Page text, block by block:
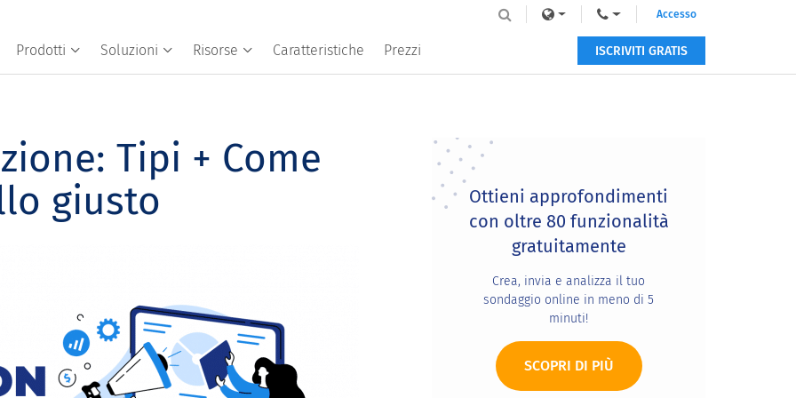
Prodotti Soluzioni Risorse Caratteristiche Prezzi
Accesso
ISCRIVITI GRATIS
Tipi + Come
giusto
Primary
Sidebar
Ottieni approfondimenti
con oltre 80 funzionalità
gratuitamente
Crea, invia e analizza il tuo
sondaggio online in meno di 5
minuti!
SCOPRI DI PIÙ